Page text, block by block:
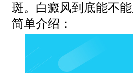
斑。白癜风到底能不
简单介绍：